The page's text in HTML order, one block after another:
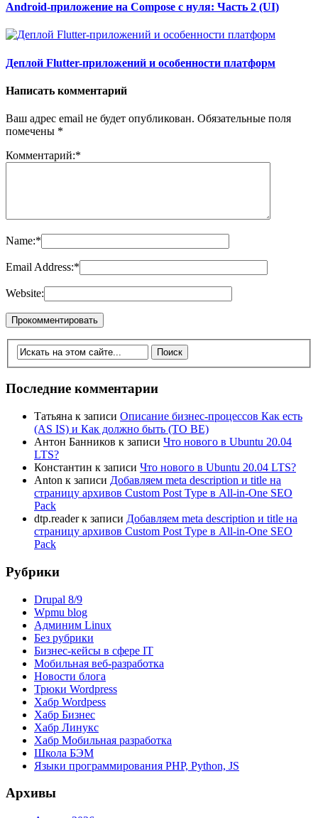
Android-приложение на Compose с нуля: Часть 2 (UI)
Деплой Flutter-приложений и особенности платформ
Написать комментарий
Ваш адрес email не будет опубликован. Обязательные поля
помечены *
Комментарий:*
Name:*
Email Address:*
Website:
Последние комментарии
Татьяна к записи Описание бизнес-процессов Как есть
(AS IS) и Как должно быть (TO BE)
Антон Банников к записи Что нового в Ubuntu 20.04
LTS?
Константин к записи Что нового в Ubuntu 20.04 LTS?
Anton к записи Добавляем meta description и title на
страницу архивов Custom Post Type в All-in-One SEO
Pack
dtp.readerк записи Добавляем meta description и title на
страницу архивов Custom Post Type в All-in-One SEO
Pack
Рубрики
Drupal 8/9
Wpmu blog
Админим Linux
Без рубрики
Бизнес-кейсы в сфере IT
Мобильная веб-разработка
Новости блога
Трюки Wordpress
Хабр Wordpess
Хабр Бизнес
Хабр Линукс
Хабр Мобильная разработка
Школа БЭМ
Языки программирования PHP, Python, JS
Архивы